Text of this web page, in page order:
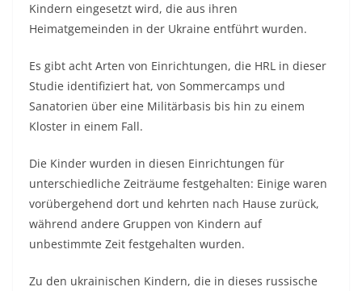
Kindern eingesetzt wird, die aus ihren
Heimatgemeinden in der Ukraine entführt wurden.
Es gibt acht Arten von Einrichtungen, die HRL in dieser
Studie identifiziert hat, von Sommercamps und
Sanatorien über eine Militärbasis bis hin zu einem
Kloster in einem Fall.
Die Kinder wurden in diesen Einrichtungen für
unterschiedliche Zeiträume festgehalten: Einige waren
vorübergehend dort und kehrten nach Hause zurück,
während andere Gruppen von Kindern auf
unbestimmte Zeit festgehalten wurden.
Zu den ukrainischen Kindern, die in dieses russische